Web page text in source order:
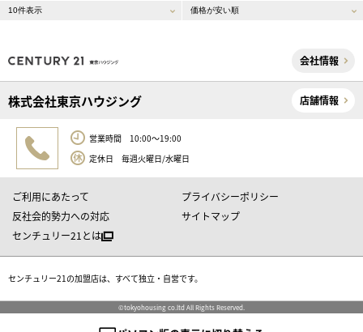
会社情報
株式会社東京ハウジング 店舗情報
営業時間 10:00～19:00
定休日 毎週火曜日/水曜日
ご利用にあたって
プライバシーポリシー
反社会的勢力への対応
サイトマップ
センチュリー21とは
センチュリー21の加盟店は、すべて独立・自営です。
©tokyohousing co.ltd All Rights Reserved.